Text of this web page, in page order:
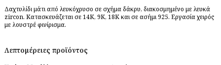
Δαχτυλίδι μάτι από λευκόχρυσο σε σχήμα δάκρυ, διακοσμημένο με λευκά
zircon. Κατασκευάζεται σε 14Κ, 9Κ, 18Κ και σε ασήμι 925. Εργασία χειρός
με λουστρέ φινίρισμα.
Λεπτομέρειες προϊόντος